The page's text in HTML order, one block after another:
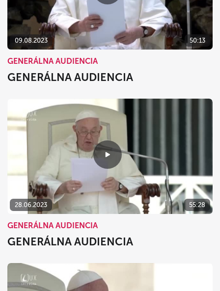
09.08.2023 50:13
GENERÁLNA AUDIENCIA
GENERÁLNA AUDIENCIA
28.06.2023 55:28
GENERÁLNA AUDIENCIA
GENERÁLNA AUDIENCIA